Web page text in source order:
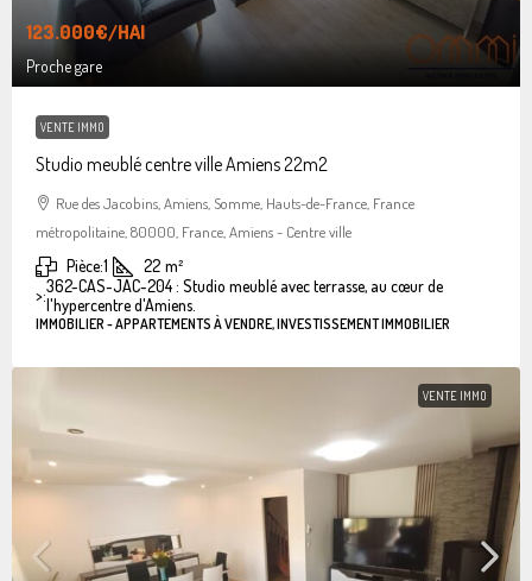
123.000€/HAI
Proche gare
VENTE IMMO
Studio meublé centre ville Amiens 22m2
Rue des Jacobins, Amiens, Somme, Hauts-de-France, France
métropolitaine, 80000, France, Amiens - Centre ville
Pièce:1 22 m²
>:362-CAS-JAC-204 : Studio meublé avec terrasse, au cœur de
l'hypercentre d'Amiens.
IMMOBILIER - APPARTEMENTS À VENDRE, INVESTISSEMENT IMMOBILIER
VENTE IMMO